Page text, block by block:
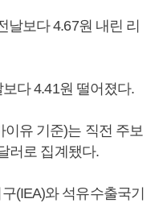
날보다 4.67원 내린 리
다 4.41원 떨어졌다.
유 기준)는 직전 주보
러로 집계됐다.
(IEA)와 석유수출국기